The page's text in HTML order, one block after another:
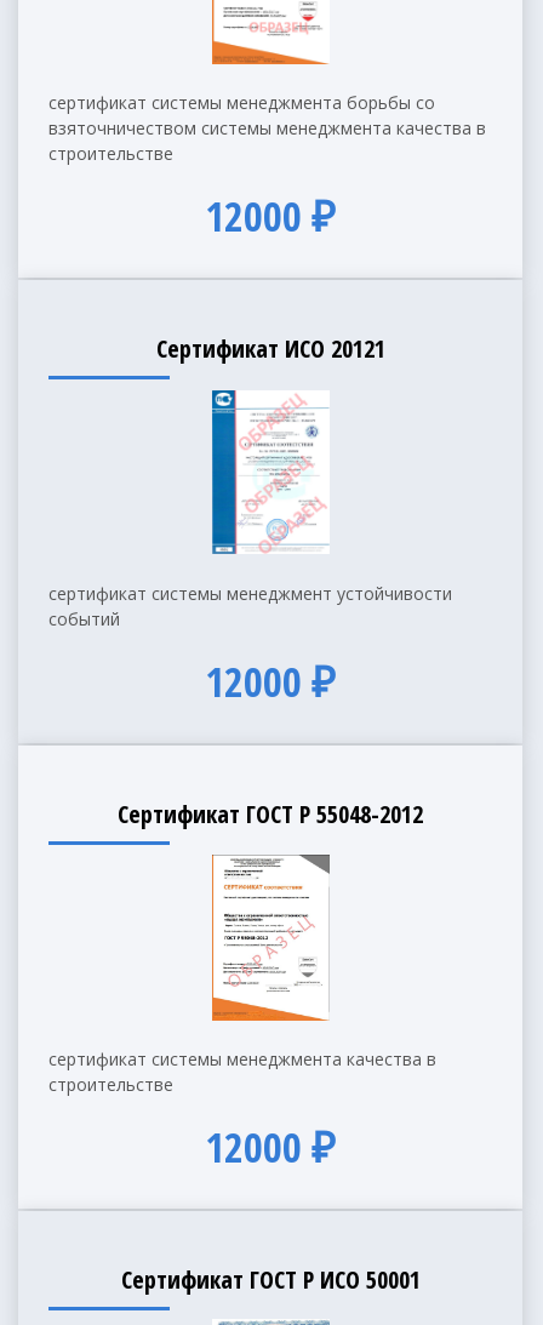
сертификат системы менеджмента борьбы со
взяточничеством системы менеджмента качества в
строительстве
12000 ₽
Сертификат ИСО 20121
сертификат системы менеджмент устойчивости
событий
12000 ₽
Сертификат ГОСТ Р 55048-2012
сертификат системы менеджмента качества в
строительстве
12000 ₽
Сертификат ГОСТ Р ИСО 50001